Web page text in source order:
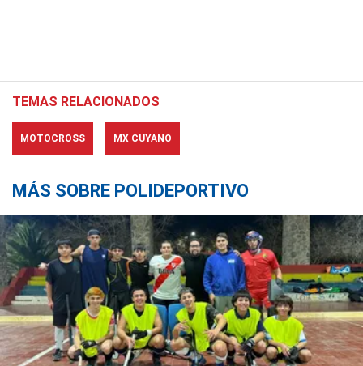
TEMAS RELACIONADOS
MOTOCROSS MX CUYANO
MÁS SOBRE POLIDEPORTIVO